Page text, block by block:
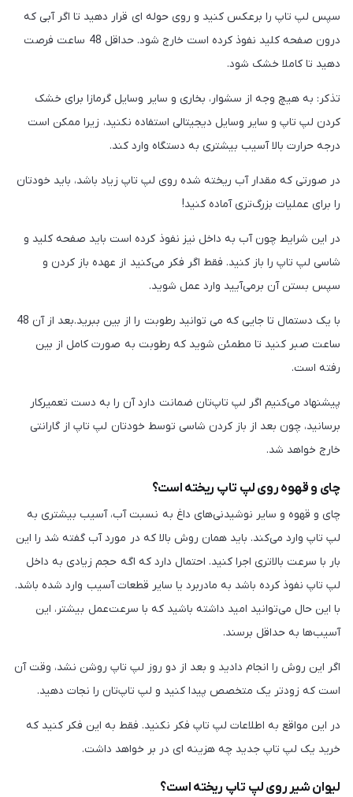
سپس لپ تاپ را برعکس کنید و روی حوله ای قرار دهید تا اگر آبی که
درون صفحه کلید نفوذ کرده است خارج شود. حداقل 48 ساعت فرصت
دهید تا کاملا خشک شود.
تذکر: به هیچ وجه از سشوار، بخاری و سایر وسایل گرمازا برای خشک
کردن لپ تاپ و سایر وسایل دیجیتالی استفاده نکنید، زیرا ممکن است
درجه حرارت بالا آسیب بیشتری به دستگاه وارد کند.
در صورتی که مقدار آب ریخته شده روی لپ تاپ زیاد باشد، باید خودتان
را برای عملیات بزرگ‌تری آماده کنید!
در این شرایط چون آب به داخل نیز نفوذ کرده است باید صفحه کلید و
شاسی لپ تاپ را باز کنید. فقط اگر فکر می‌کنید از عهده باز کردن و
سپس بستن آن برمی‌آیید وارد عمل شوید.
با یک دستمال تا جایی که می توانید رطوبت را از بین ببرید.بعد از آن 48
ساعت صبر کنید تا مطمئن شوید که رطوبت به صورت کامل از بین
رفته است.
پیشنهاد می‌کنیم اگر لپ تاپ‌تان ضمانت دارد آن را به دست تعمیرکار
برسانید، چون بعد از باز کردن شاسی توسط خودتان لپ تاپ از گارانتی
خارج خواهد شد.
چای و قهوه روی لپ تاپ‌ ریخته است؟
چای و قهوه و سایر نوشیدنی‌های داغ به نسبت آب، آسیب بیشتری به
لپ تاپ وارد می‌کند. باید همان روش بالا که در مورد آب گفته شد را این
بار با سرعت بالاتری اجرا کنید. احتمال دارد که اگه حجم زیادی به داخل
لپ تاپ نفوذ کرده باشد به مادربرد یا سایر قطعات آسیب وارد شده باشد.
با این حال می‌توانید امید داشته باشید که با سرعت‌عمل بیشتر، این
آسیب‌ها به حداقل برسند.
اگر این روش را انجام دادید و بعد از دو روز لپ تاپ روشن نشد، وقت آن
است که زودتر یک متخصص پیدا کنید و لپ‌ تاپ‌تان را نجات دهید.
در این مواقع به اطلاعات لپ تاپ فکر نکنید. فقط به این فکر کنید که
خرید یک لپ تاپ جدید چه هزینه ای در بر خواهد داشت.
لیوان شیر روی لپ تاپ ریخته است؟